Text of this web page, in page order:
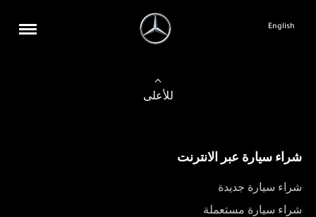
English
للأعلى
شراء سيارة عبر الانترنت
شراء سيارة جديدة
شراء سيارة مستعملة